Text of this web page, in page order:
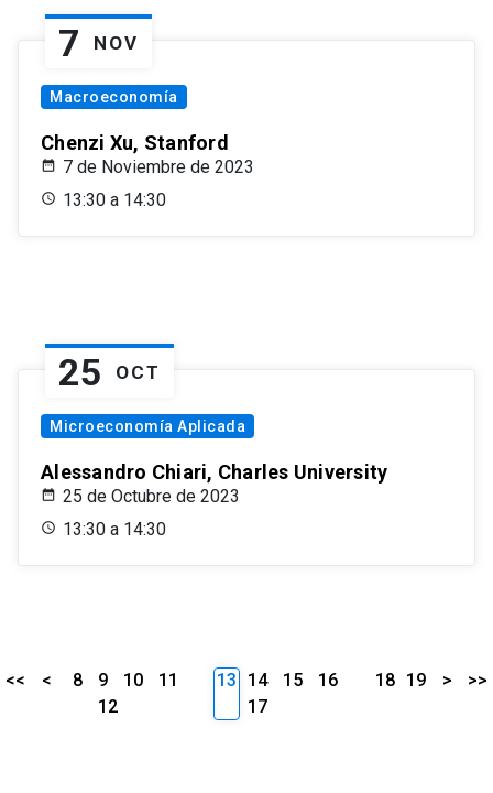
7 NOV
Macroeconomía
Chenzi Xu, Stanford
7 de Noviembre de 2023
13:30 a 14:30
25 OCT
Microeconomía Aplicada
Alessandro Chiari, Charles University
25 de Octubre de 2023
13:30 a 14:30
<< < 8 9 10
11
12
13 14 15
16
17
18 19 > >>